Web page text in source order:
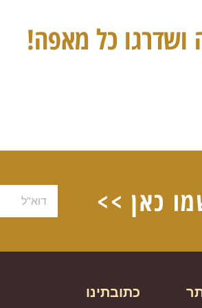
ושדרגו כל מאפה!
כאן >>
כתובתינו